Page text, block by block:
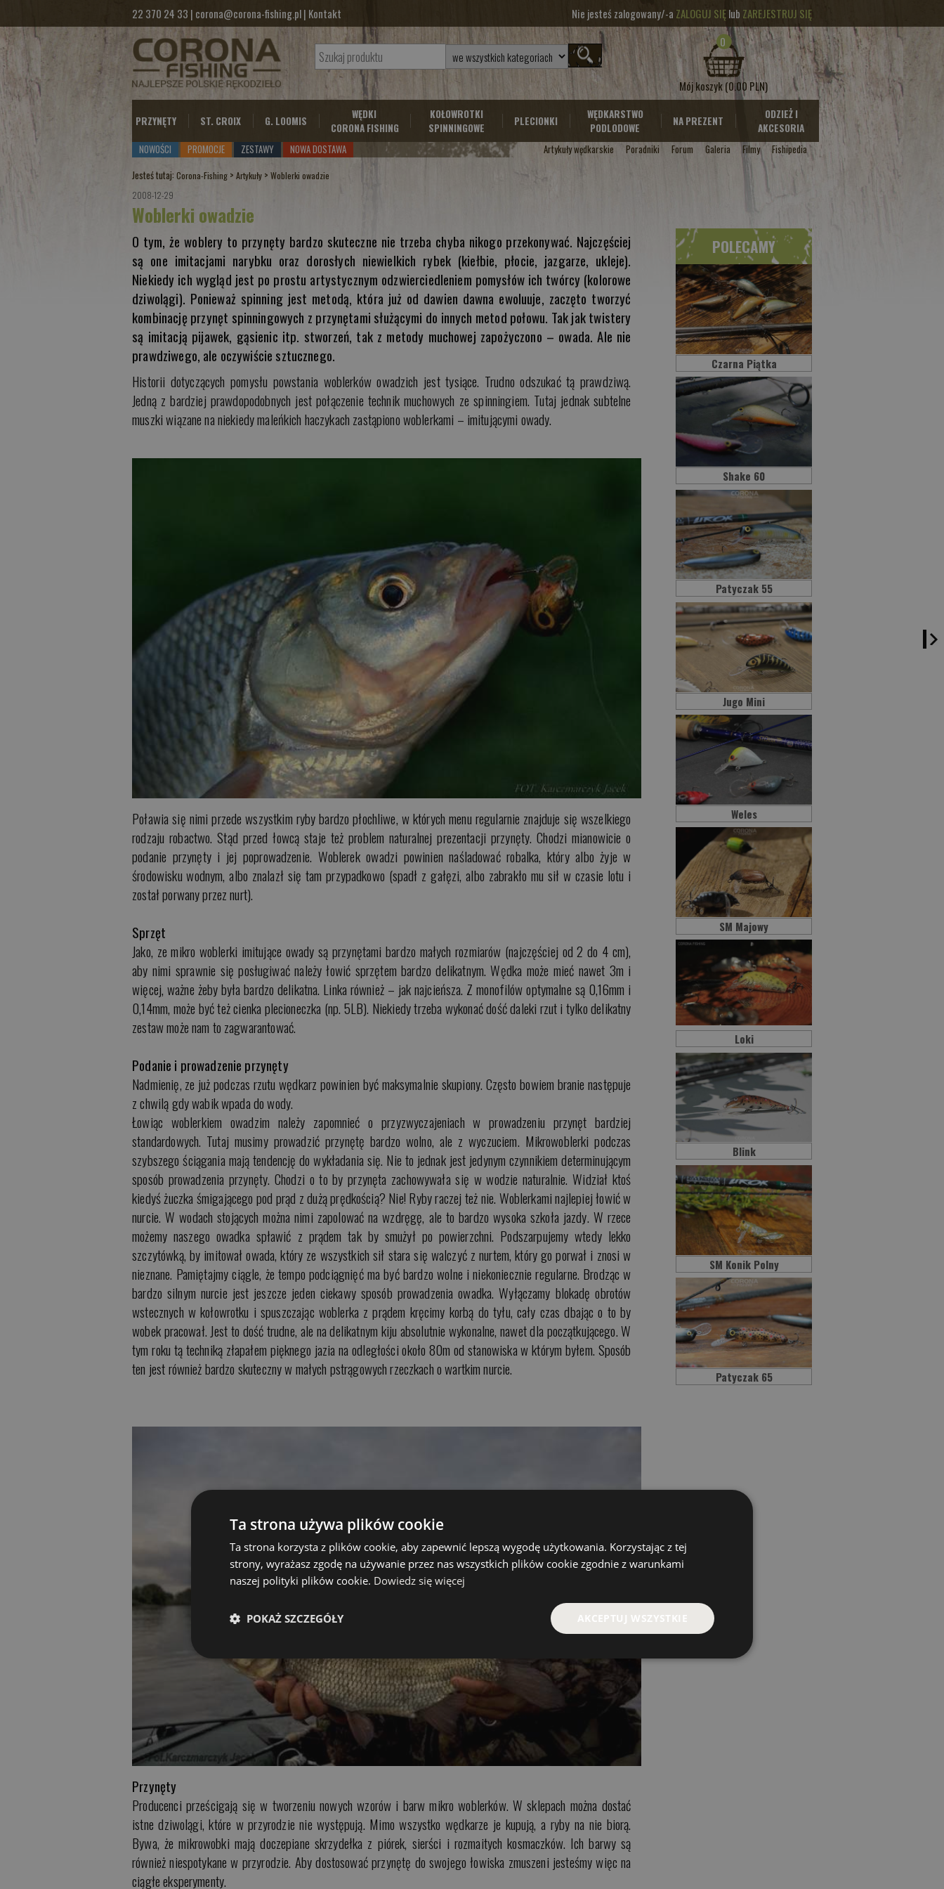
22 370 24 33 | corona@corona-fishing.pl| Kontakt Nie jesteś zalogowany/-a ZALOGUJ SIĘlub ZAREJESTRUJ SIĘ
0
Mój koszyk(0.00 PLN)
PRZYNĘTY ST. CROIX G. LOOMIS
WĘDKI
CORONA FISHING
KOŁOWROTKI
SPINNINGOWE
PLECIONKI
WĘDKARSTWO
PODLODOWE
NA PREZENT
ODZIEŻ I
AKCESORIA
NOWOŚCI
PROMOCJE ZESTAWY NOWA DOSTAWA Artykuły wędkarskie Poradniki Forum Galeria Filmy
Fishipedia
Jesteś tutaj: Corona-Fishing >Artykuły >Woblerki owadzie
2008-12-29
Woblerki owadzie
O tym, że woblery to przynęty bardzo skuteczne nie trzeba chyba nikogo przekonywać. Najczęściej
są one imitacjami narybku oraz dorosłych niewielkich rybek (kiełbie, płocie, jazgarze, ukleje).
Niekiedy ich wygląd jest po prostu artystycznym odzwierciedleniem pomysłów ich twórcy (kolorowe
dziwolągi). Ponieważ spinning jest metodą, która już od dawien dawna ewoluuje, zaczęto tworzyć
kombinację przynęt spinningowych z przynętami służącymi do innych metod połowu. Tak jak twistery
są imitacją pijawek, gąsienic itp. stworzeń, tak z metody muchowej zapożyczono – owada. Ale nie
prawdziwego, ale oczywiście sztucznego.
Historii dotyczących pomysłu powstania woblerków owadzich jest tysiące. Trudno odszukać tą prawdziwą.
Jedną z bardziej prawdopodobnych jest połączenie technik muchowych ze spinningiem. Tutaj jednak subtelne
muszki wiązane na niekiedy maleńkich haczykach zastąpiono woblerkami – imitującymi owady.
Poławia się nimi przede wszystkim ryby bardzo płochliwe, w których menu regularnie znajduje się wszelkiego
rodzaju robactwo. Stąd przed łowcą staje też problem naturalnej prezentacji przynęty. Chodzi mianowicie o
podanie przynęty i jej poprowadzenie. Woblerek owadzi powinien naśladować robalka, który albo żyje w
środowisku wodnym, albo znalazł się tam przypadkowo (spadł z gałęzi, albo zabrakło mu sił w czasie lotu i
został porwany przez nurt).
Sprzęt
Jako, ze mikro woblerki imitujące owady są przynętami bardzo małych rozmiarów (najczęściej od 2 do 4 cm),
aby nimi sprawnie się posługiwać należy łowić sprzętem bardzo delikatnym. Wędka może mieć nawet 3m i
więcej, ważne żeby była bardzo delikatna. Linka również – jak najcieńsza. Z monofilów optymalne są 0,16mm i
0,14mm, może być też cienka plecioneczka (np. 5LB). Niekiedy trzeba wykonać dość daleki rzut i tylko delikatny
zestaw może nam to zagwarantować.
Podanie i prowadzenie przynęty
Nadmienię, ze już podczas rzutu wędkarz powinien być maksymalnie skupiony. Często bowiem branie następuje
z chwilą gdy wabik wpada do wody.
Łowiąc woblerkiem owadzim należy zapomnieć o przyzwyczajeniach w prowadzeniu przynęt bardziej
standardowych. Tutaj musimy prowadzić przynętę bardzo wolno, ale z wyczuciem. Mikrowoblerki podczas
szybszego ściągania mają tendencję do wykładania się. Nie to jednak jest jedynym czynnikiem determinującym
sposób prowadzenia przynęty. Chodzi o to by przynęta zachowywała się w wodzie naturalnie. Widział ktoś
kiedyś żuczka śmigającego pod prąd z dużą prędkością? Nie! Ryby raczej też nie. Woblerkami najlepiej łowić w
nurcie. W wodach stojących można nimi zapolować na wzdręgę, ale to bardzo wysoka szkoła jazdy. W rzece
możemy naszego owadka spławić z prądem tak by smużył po powierzchni. Podszarpujemy wtedy lekko
szczytówką, by imitował owada, który ze wszystkich sił stara się walczyć z nurtem, który go porwał i znosi w
nieznane. Pamiętajmy ciągle, że tempo podciągnięć ma być bardzo wolne i niekoniecznie regularne. Brodząc w
bardzo silnym nurcie jest jeszcze jeden ciekawy sposób prowadzenia owadka. Wyłączamy blokadę obrotów
wstecznych w kołowrotku i spuszczając woblerka z prądem kręcimy korbą do tyłu, cały czas dbając o to by
wobek pracował. Jest to dość trudne, ale na delikatnym kiju absolutnie wykonalne, nawet dla początkującego. W
tym roku tą techniką złapałem pięknego jazia na odległości około 80m od stanowiska w którym byłem. Sposób
ten jest również bardzo skuteczny w małych pstrągowych rzeczkach o wartkim nurcie.
Przynęty
Producenci prześcigają się w tworzeniu nowych wzorów i barw mikro woblerków. W sklepach można dostać
istne dziwolągi, które w przyrodzie nie występują. Mimo wszystko wędkarze je kupują, a ryby na nie biorą.
Bywa, że mikrowobki mają doczepiane skrzydełka z piórek, sierści i rozmaitych kosmaczków. Ich barwy są
również niespotykane w przyrodzie. Aby dostosować przynętę do swojego łowiska zmuszeni jesteśmy więc na
ciągłe eksperymenty.
POLECAMY
Czarna Piątka
Shake 60
Patyczak 55
Jugo Mini
Weles
SM Majowy
Loki
Blink
SM Konik Polny
Patyczak 65
Ta strona używa plików cookie
Ta strona korzysta z plików cookie, aby zapewnić lepszą wygodę użytkowania. Korzystając z tej
strony, wyrażasz zgodę na używanie przez nas wszystkich plików cookie zgodnie z warunkami
naszej polityki plików cookie. Dowiedz się więcej
AKCEPTUJ WSZYSTKIE
POKAŻ SZCZEGÓŁY